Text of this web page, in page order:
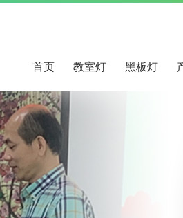
首页 教室灯 黑板灯